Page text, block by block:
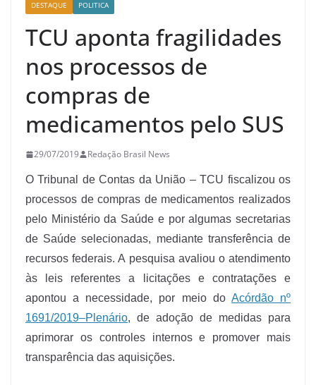
DESTAQUE POLITICA
TCU aponta fragilidades
nos processos de
compras de
medicamentos pelo SUS
29/07/2019 Redação Brasil News
O Tribunal de Contas da União – TCU fiscalizou os
processos de compras de medicamentos realizados
pelo Ministério da Saúde e por algumas secretarias
de Saúde selecionadas, mediante transferência de
recursos federais. A pesquisa avaliou o atendimento
às leis referentes a licitações e contratações e
apontou a necessidade, por meio do Acórdão nº
1691/2019–Plenário, de adoção de medidas para
aprimorar os controles internos e promover mais
transparência das aquisições.